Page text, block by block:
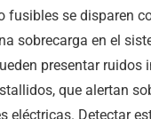
fusibles se disparen
sobrecarga en el
presentar ruidos
que alertan
eléctricas. Detectar